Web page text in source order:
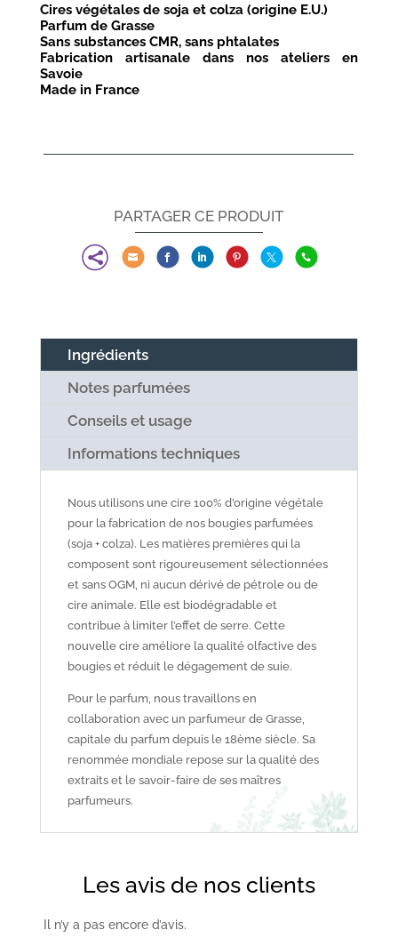
Cires végétales de soja et colza (origine E.U.)
Parfum de Grasse
Sans substances CMR, sans phtalates
Fabrication artisanale dans nos ateliers en
Savoie
Made in France
PARTAGER CE PRODUIT
      
Ingrédients
Notes parfumées
Conseils et usage
Informations techniques
Nous utilisons une cire 100% d’origine végétale
pour la fabrication de nos bougies parfumées
(soja + colza). Les matières premières qui la
composent sont rigoureusement sélectionnées
et sans OGM, ni aucun dérivé de pétrole ou de
cire animale. Elle est biodégradable et
contribue à limiter l’effet de serre. Cette
nouvelle cire améliore la qualité olfactive des
bougies et réduit le dégagement de suie.
Pour le parfum, nous travaillons en
collaboration avec un parfumeur de Grasse,
capitale du parfum depuis le 18ème siècle. Sa
renommée mondiale repose sur la qualité des
extraits et le savoir-faire de ses maîtres
parfumeurs.
Les avis de nos clients
Il n’y a pas encore d’avis.